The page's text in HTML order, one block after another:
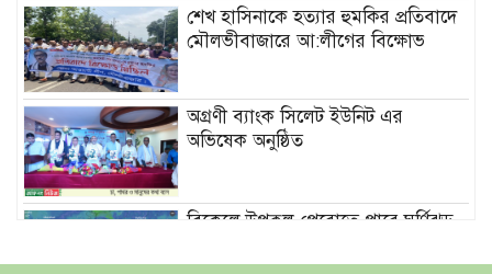
শেখ হাসিনাকে হত্যার হুমকির প্রতিবাদে
মৌলভীবাজারে আ:লীগের বিক্ষোভ
অগ্রণী ব্যাংক সিলেট ইউনিট এর
অভিষেক অনুষ্ঠিত
বিকেলে উপকূল পেরোতে পারে ঘূর্ণিঝড়